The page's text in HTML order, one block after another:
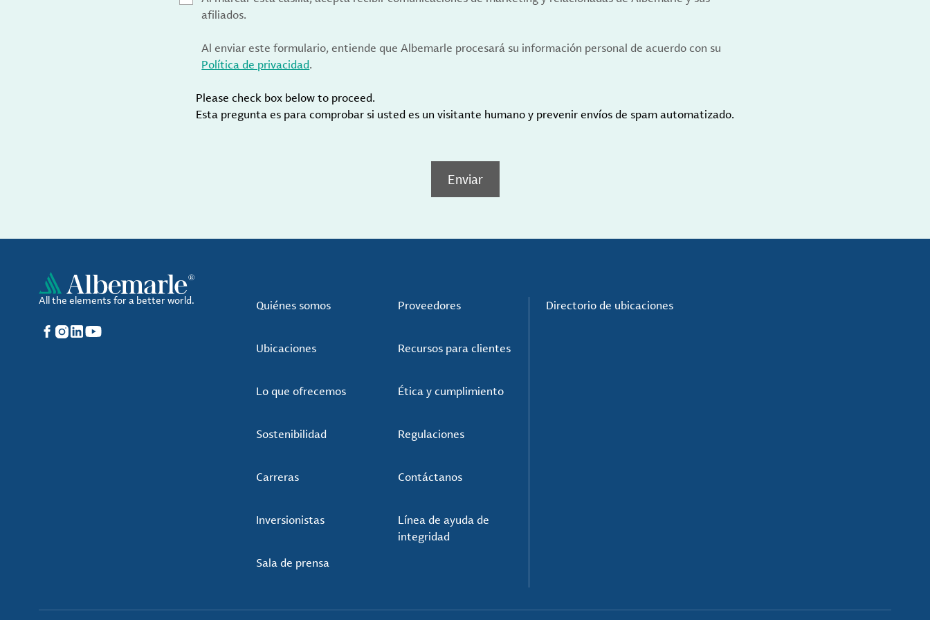
afiliados.
Al enviar este formulario, entiende que Albemarle procesará su información personal de acuerdo con su
Política de privacidad.
Please check box below to proceed.
Esta pregunta es para comprobar si usted es un visitante humano y prevenir envíos de spam automatizado.
Enviar
All the elements for a better world.
Facebook
Instagram
LinkedIn
YouTube
Quiénes somos
Ubicaciones
Lo que ofrecemos
Sostenibilidad
Carreras
Inversionistas
Sala de prensa
Proveedores
Recursos para clientes
Ética y cumplimiento
Regulaciones
Contáctanos
Línea de ayuda de
integridad
Directorio de ubicaciones